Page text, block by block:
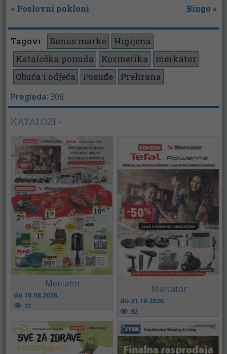
« Poslovni pokloni Bingo »
Tagovi: Bonus marke
Higijena
Kataloška ponuda
Kozmetika
merkator
Obuća i odjeća
Posuđe Prehrana
Pregleda: 308
KATALOZI -
Mercator
do 10.08.2026.
72
Mercator
do 31.10.2026.
92